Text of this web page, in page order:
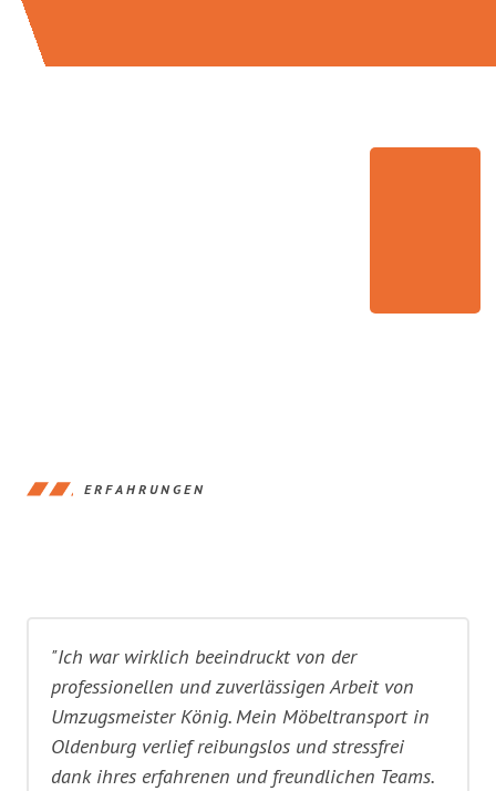
ERFAHRUNGEN
"Ich war wirklich beeindruckt von der
professionellen und zuverlässigen Arbeit von
Umzugsmeister König. Mein Möbeltransport in
Oldenburg verlief reibungslos und stressfrei
dank ihres erfahrenen und freundlichen Teams.